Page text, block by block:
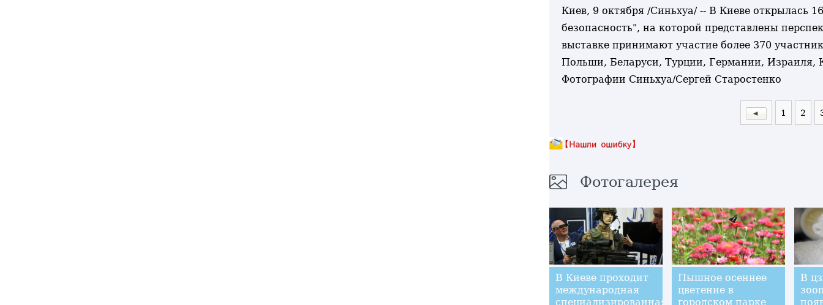
Киев, 9 октября /Синьхуа/ -- В Киеве открылась
безопасность", на которой представлены
выставке принимают участие более 370
Польши, Беларуси, Турции, Германии, Израиля,
Фотографии Синьхуа/Сергей Старостенко
1 2
Фотогалерея
В Киеве проходит
международная
специализированная
Пышное осеннее
цветение в
городском парке
В